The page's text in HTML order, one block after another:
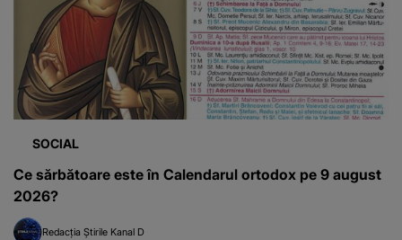
SOCIAL
Ce sărbătoare este în Calendarul ortodox pe 9 august
2026?
Redacția Știrile Kanal D